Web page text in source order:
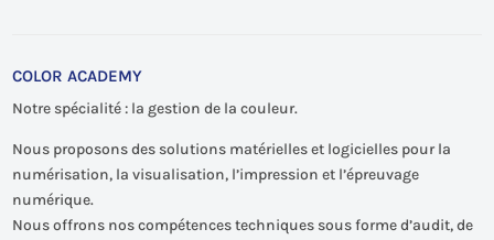
COLOR ACADEMY
Notre spécialité : la gestion de la couleur.
Nous proposons des solutions matérielles et logicielles pour la
numérisation, la visualisation, l’impression et l’épreuvage
numérique.
Nous offrons nos compétences techniques sous forme d’audit, de